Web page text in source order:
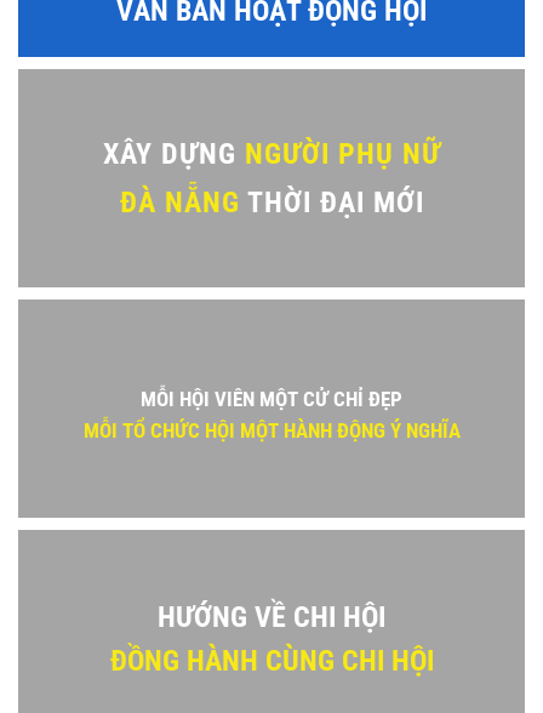
VĂN BẢN HOẠT ĐỘNG HỘI
XÂY DỰNG NGƯỜI PHỤ NỮ
ĐÀ NẴNG THỜI ĐẠI MỚI
MỖI HỘI VIÊN MỘT CỬ CHỈ ĐẸP
MỖI TỔ CHỨC HỘI MỘT HÀNH ĐỘNG Ý NGHĨA
HƯỚNG VỀ CHI HỘI
ĐỒNG HÀNH CÙNG CHI HỘI